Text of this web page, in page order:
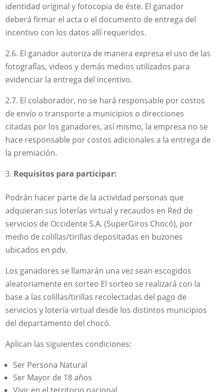
identidad original y fotocopia de éste. El ganador
deberá firmar el acta o el documento de entrega del
incentivo con los datos allí requeridos.
2.6. El ganador autoriza de manera expresa el uso de las
fotografías, videos y demás medios utilizados para
evidenciar la entrega del incentivo.
2.7. El colaborador, no se hará responsable por costos
de envío o transporte a municipios o direcciones
citadas por los ganadores, así mismo, la empresa no se
hace responsable por costos adicionales a la entrega de
la premiación.
Requisitos para participar:
Podrán hacer parte de la actividad personas que
adquieran sus loterías virtual y recaudos en Red de
servicios de Occidente S.A. (SuperGiros Chocó), por
medio de colillas/tirillas depositadas en buzones
ubicados en pdv.
Los ganadores se llamarán una vez sean escogidos
aleatoriamente en sorteo El sorteo se realizará con la
base a las colillas/tirillas recolectadas del pago de
servicios y lotería virtual desde los distintos municipios
del departamento del chocó.
Aplican las siguientes condiciones:
Ser Persona Natural
Ser Mayor de 18 años